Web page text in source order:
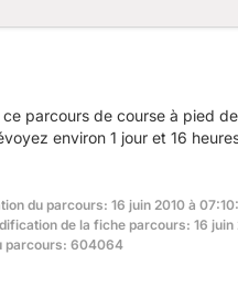
parcours de course à pied
environ 1 jour et 16
du parcours: 16 juin 2010 à
de la fiche parcours: 16 juin
parcours: 604064